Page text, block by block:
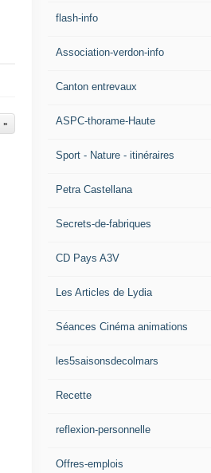
flash-info
Association-verdon-info
Canton entrevaux
ASPC-thorame-Haute
Sport - Nature - itinéraires
Petra Castellana
Secrets-de-fabriques
CD Pays A3V
Les Articles de Lydia
Séances Cinéma animations
les5saisonsdecolmars
Recette
reflexion-personnelle
Offres-emplois